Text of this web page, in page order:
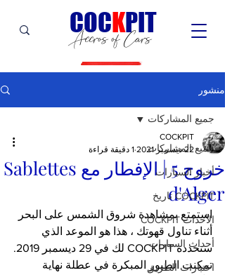
Accros of Cars
COCKPIT
منشور
جميع المشاركات
أخبار السيارات
COCKPIT تاريخ
الأحداث COCKPIT
أحداث السيارات
اختبارات الطريق
جميع المشاركات
خروج 5 | الإفطار مع Sablettes
d'Alger
COCKPIT
22 ديسمبر 2021
1 دقيقة قراءة
استمتع بمشاهدة شروق الشمس على البحر
أثناء تناول قهوتك ، هذا هو الموعد الذي
ستحدده COCKPIT لك في 29 ديسمبر 2019.
تمكنت الطيور المبكرة في عطلة نهاية